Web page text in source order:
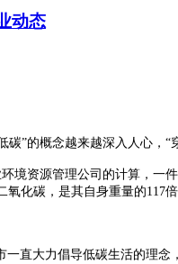
动态
”的概念越来越深入人心，“
资源管理公司的计算，一件
化碳，是其自身重量的117
大力倡导低碳生活的理念